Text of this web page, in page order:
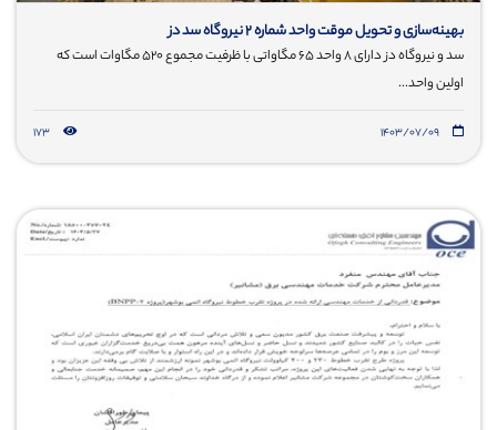
بهینه‌سازی و تحویل موقت واحد شماره 2 نیروگاه سد دز
سد و نیروگاه دز دارای ۸ واحد ۶۵ مگاواتی با ظرفیت مجموع ۵۲۰ مگاوات است که
اولین واحد...
۱۴۰۳/۰۷/۰۹ 173